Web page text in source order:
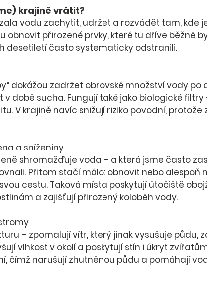
krajině vrátit?
vodu zachytit, udržet a rozvádět tam, kde
obnovit přirozené prvky, které tu dříve běžně
desetiletí často systematicky odstranili.
době sucha. Fungují také jako biologické filtry
V krajině navíc snižují riziko povodní, protože
a sníženiny
Přitom stačí málo: obnovit nebo alespoň
cestu. Taková místa poskytují útočiště
a zajišťují přirozený koloběh vody.
– zpomalují vítr, který jinak vysušuje půdu,
vlhkost v okolí a poskytují stín i úkryt
čímž narušují zhutněnou půdu a pomáhají